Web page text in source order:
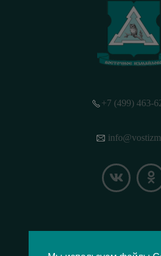
+7 (499) 463-